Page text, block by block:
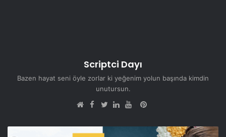
Scriptci Dayı
Bazen hayat seni öyle zorlar ki yeğenim yolun başında kimdin
unutursun.
sitesi
Facebook
Pinterest